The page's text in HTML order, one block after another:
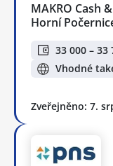
MAKRO Cash
Horní
33 000 – 33
Vhodné
Zveřejněno: 7.